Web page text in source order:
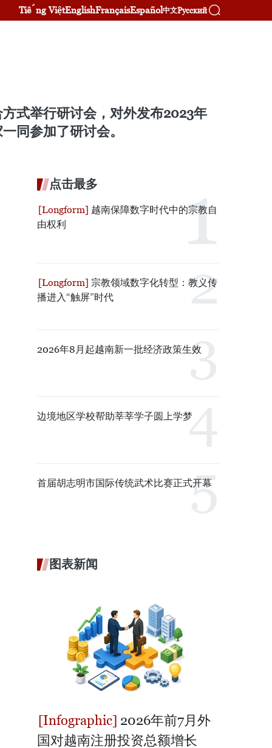
Tiếng ViệtEnglishFrançaisEspañol中文Русский
式举行研讨会，对外发布2023年
同参加了研讨会。
点击最多
越南保障数字时代中的宗教自
由权利
宗教领域数字化转型：教义传
播进入“触屏”时代
2026年8月起越南新一批经济政策生效
边境地区学校帮助莘莘学子圆上学梦
首届胡志明市国际传统武术比赛正式开幕
图表新闻
2026年前7月外
国对越南注册投资总额增长